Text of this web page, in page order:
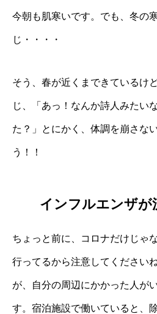
今朝も肌寒いです。でも、冬の
じ・・・・
そう、春が近くまできているけ
じ、「あっ！なんか詩人みたい
た？」とにかく、体調を崩さな
う！！
インフルエンザが
ちょっと前に、コロナだけじゃ
行ってるから注意してください
が、自分の周辺にかかった人が
す。宿泊施設で働いていると、